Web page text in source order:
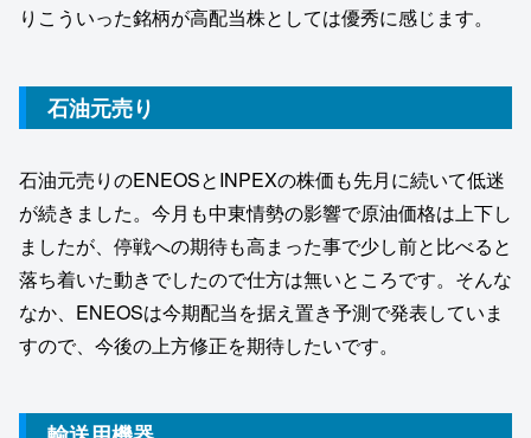
りこういった銘柄が高配当株としては優秀に感じます。
石油元売り
石油元売りのENEOSとINPEXの株価も先月に続いて低迷
が続きました。今月も中東情勢の影響で原油価格は上下し
ましたが、停戦への期待も高まった事で少し前と比べると
落ち着いた動きでしたので仕方は無いところです。そんな
なか、ENEOSは今期配当を据え置き予測で発表していま
すので、今後の上方修正を期待したいです。